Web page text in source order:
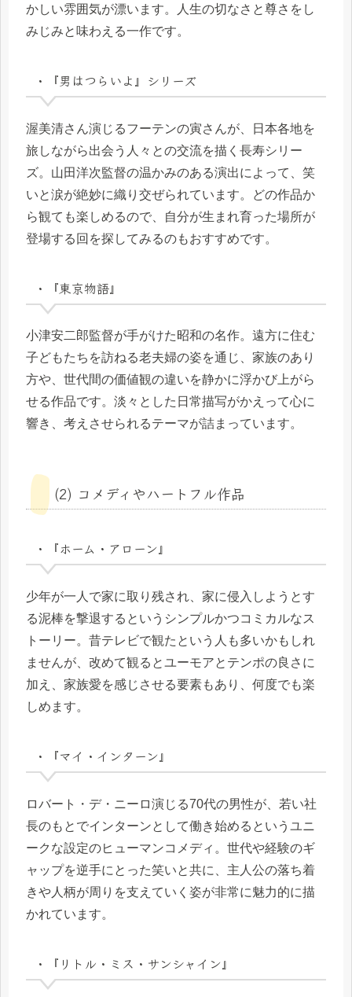
かしい雰囲気が漂います。人生の切なさと尊さをし
みじみと味わえる一作です。
・『男はつらいよ』シリーズ
渥美清さん演じるフーテンの寅さんが、日本各地を
旅しながら出会う人々との交流を描く長寿シリー
ズ。山田洋次監督の温かみのある演出によって、笑
いと涙が絶妙に織り交ぜられています。どの作品か
ら観ても楽しめるので、自分が生まれ育った場所が
登場する回を探してみるのもおすすめです。
・『東京物語』
小津安二郎監督が手がけた昭和の名作。遠方に住む
子どもたちを訪ねる老夫婦の姿を通じ、家族のあり
方や、世代間の価値観の違いを静かに浮かび上がら
せる作品です。淡々とした日常描写がかえって心に
響き、考えさせられるテーマが詰まっています。
(2) コメディやハートフル作品
・『ホーム・アローン』
少年が一人で家に取り残され、家に侵入しようとす
る泥棒を撃退するというシンプルかつコミカルなス
トーリー。昔テレビで観たという人も多いかもしれ
ませんが、改めて観るとユーモアとテンポの良さに
加え、家族愛を感じさせる要素もあり、何度でも楽
しめます。
・『マイ・インターン』
ロバート・デ・ニーロ演じる70代の男性が、若い社
長のもとでインターンとして働き始めるというユニ
ークな設定のヒューマンコメディ。世代や経験のギ
ャップを逆手にとった笑いと共に、主人公の落ち着
きや人柄が周りを支えていく姿が非常に魅力的に描
かれています。
・『リトル・ミス・サンシャイン』